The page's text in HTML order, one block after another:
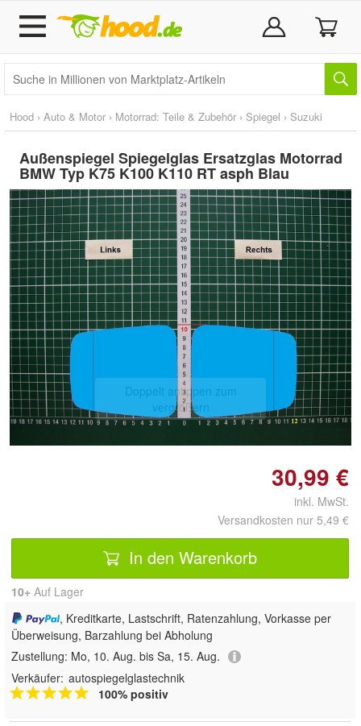
Hood › Auto & Motor › Motorrad: Teile & Zubehör › Spiegel › Suzuki
Außenspiegel Spiegelglas Ersatzglas Motorrad
BMW Typ K75 K100 K110 RT asph Blau
Doppelt antippen zum
vergrößern
30,99 €
inkl. MwSt.
Versandkosten nur 5,49 €
In den Warenkorb
10+ Auf Lager
, Kreditkarte, Lastschrift, Ratenzahlung, Vorkasse per
Überweisung, Barzahlung bei Abholung
Zustellung: Mo, 10. Aug. bis Sa, 15. Aug.
Verkäufer: autospiegelglastechnik
100% positiv